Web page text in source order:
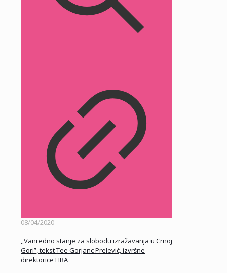
08/04/2020
,,Vanredno stanje za slobodu izražavanja u Crnoj
Gori”, tekst Tee Gorjanc Prelević, izvršne
direktorice HRA